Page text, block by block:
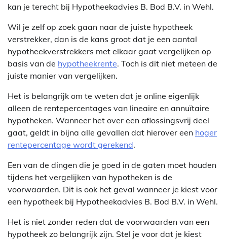
kan je terecht bij Hypotheekadvies B. Bod B.V. in Wehl.
Wil je zelf op zoek gaan naar de juiste hypotheek
verstrekker, dan is de kans groot dat je een aantal
hypotheekverstrekkers met elkaar gaat vergelijken op
basis van de hypotheekrente. Toch is dit niet meteen de
juiste manier van vergelijken.
Het is belangrijk om te weten dat je online eigenlijk
alleen de rentepercentages van lineaire en annuïtaire
hypotheken. Wanneer het over een aflossingsvrij deel
gaat, geldt in bijna alle gevallen dat hierover een hoger
rentepercentage wordt gerekend.
Een van de dingen die je goed in de gaten moet houden
tijdens het vergelijken van hypotheken is de
voorwaarden. Dit is ook het geval wanneer je kiest voor
een hypotheek bij Hypotheekadvies B. Bod B.V. in Wehl.
Het is niet zonder reden dat de voorwaarden van een
hypotheek zo belangrijk zijn. Stel je voor dat je kiest